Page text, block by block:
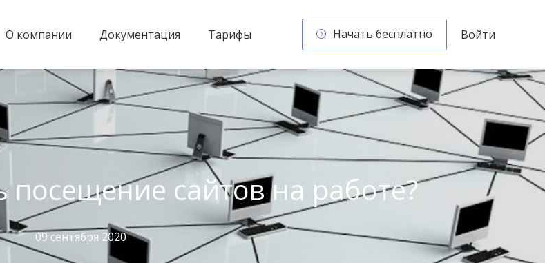
О компании Документация Тарифы Начать бесплатно Войти
сайтов на работе?
09 сентября 2020